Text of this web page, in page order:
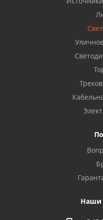
Бузулук, ул.
Балаково, ул.
Октябрьский, ул.
Азнакаево, ул. Булгар,
Стерлитамак, ул.
Наши